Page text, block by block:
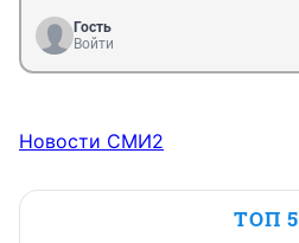
Гость
Войти
Новости СМИ2
ТОП 5